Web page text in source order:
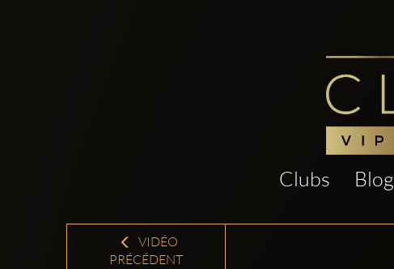
Clubs Blog
VIDÉO
PRÉCÉDENT